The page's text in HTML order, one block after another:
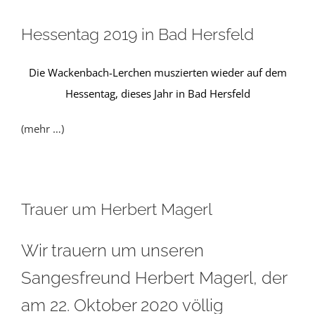
Hessentag 2019 in Bad Hersfeld
Die Wackenbach-Lerchen muszierten wieder auf dem
Hessentag, dieses Jahr in Bad Hersfeld
(mehr …)
Trauer um Herbert Magerl
Wir trauern um unseren
Sangesfreund Herbert Magerl, der
am 22. Oktober 2020 völlig